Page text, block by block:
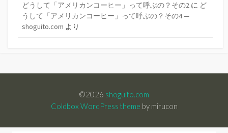
どうして「アメリカンコーヒー」って呼ぶの？その2 に ど
うして「アメリカンコーヒー」って呼ぶの？その4 —
shoguito.com より
©2026 shoguito.com
Coldbox WordPress theme by mirucon